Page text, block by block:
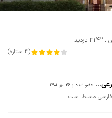
3142 بازدید
(
4 ستاره)
عضو شده از 26 مهر 1401
فارسی مسلط است